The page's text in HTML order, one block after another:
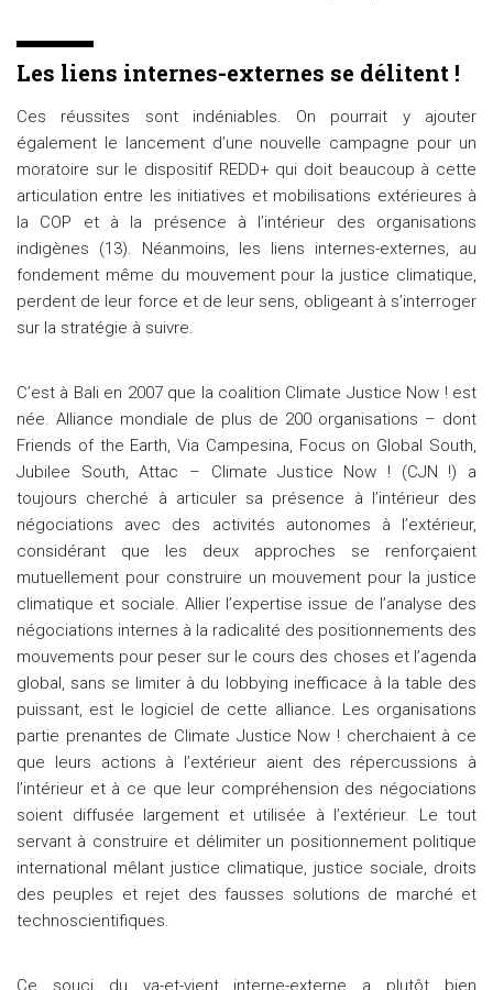
Les liens internes-externes se délitent !
Ces réussites sont indéniables. On pourrait y ajouter
également le lancement d’une nouvelle campagne pour un
moratoire sur le dispositif REDD+ qui doit beaucoup à cette
articulation entre les initiatives et mobilisations extérieures à
la COP et à la présence à l’intérieur des organisations
indigènes (13). Néanmoins, les liens internes-externes, au
fondement même du mouvement pour la justice climatique,
perdent de leur force et de leur sens, obligeant à s’interroger
sur la stratégie à suivre.
C’est à Bali en 2007 que la coalition Climate Justice Now ! est
née. Alliance mondiale de plus de 200 organisations – dont
Friends of the Earth, Via Campesina, Focus on Global South,
Jubilee South, Attac – Climate Justice Now ! (CJN !) a
toujours cherché à articuler sa présence à l’intérieur des
négociations avec des activités autonomes à l’extérieur,
considérant que les deux approches se renforçaient
mutuellement pour construire un mouvement pour la justice
climatique et sociale. Allier l’expertise issue de l’analyse des
négociations internes à la radicalité des positionnements des
mouvements pour peser sur le cours des choses et l’agenda
global, sans se limiter à du lobbying inefficace à la table des
puissant, est le logiciel de cette alliance. Les organisations
partie prenantes de Climate Justice Now ! cherchaient à ce
que leurs actions à l’extérieur aient des répercussions à
l’intérieur et à ce que leur compréhension des négociations
soient diffusée largement et utilisée à l’extérieur. Le tout
servant à construire et délimiter un positionnement politique
international mêlant justice climatique, justice sociale, droits
des peuples et rejet des fausses solutions de marché et
technoscientifiques.
Ce souci du va-et-vient interne-externe a plutôt bien